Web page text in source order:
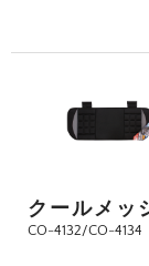
クールメッ
CO-4132/CO-4134